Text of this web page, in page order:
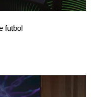
futbol